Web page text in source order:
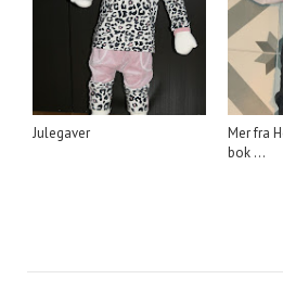
Julegaver
Mer fra
bok ...